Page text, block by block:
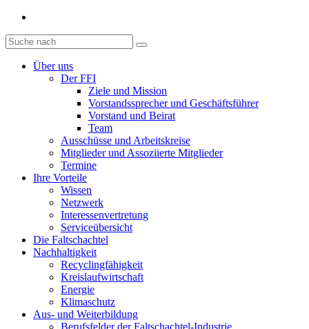
Diese
Website
durchsuchen
Über uns
Der FFI
Ziele und Mission
Vorstandssprecher und Geschäftsführer
Vorstand und Beirat
Team
Ausschüsse und Arbeitskreise
Mitglieder und Assoziierte Mitglieder
Termine
Ihre Vorteile
Wissen
Netzwerk
Interessenvertretung
Serviceübersicht
Die Faltschachtel
Nachhaltigkeit
Recyclingfähigkeit
Kreislaufwirtschaft
Energie
Klimaschutz
Aus- und Weiterbildung
Berufsfelder der Faltschachtel-Industrie